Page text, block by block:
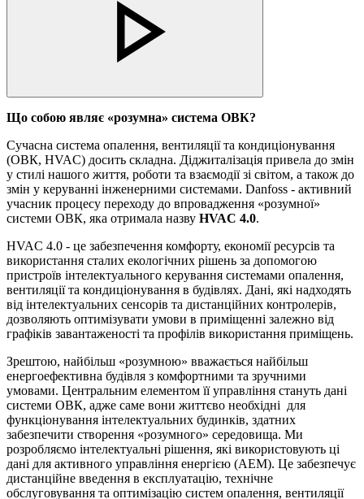
Що собою являє «розумна» система ОВК?
Сучасна система опалення, вентиляції та кондиціонування
(ОВК, HVAC) досить складна. Діджиталізація привела до змін
у стилі нашого життя, роботи та взаємодії зі світом, а також до
змін у керуванні інженерними системами. Danfoss - активний
учасник процесу переходу до впровадження «розумної»
системи ОВК, яка отримала назву HVAC 4.0.
HVAC 4.0 - це забезпечення комфорту, економії ресурсів та
використання сталих екологічних рішень за допомогою
пристроїв інтелектуального керування системами опалення,
вентиляції та кондиціонування в будівлях. Дані, які надходять
від інтелектуальних сенсорів та дистанційних контролерів,
дозволяють оптимізувати умови в приміщенні залежно від
графіків завантаженості та профілів використання приміщень.
Зрештою, найбільш «розумною» вважається найбільш
енергоефективна будівля з комфортними та зручними
умовами. Центральним елементом її управління стануть дані
системи ОВК, адже саме вони життєво необхідні для
функціонування інтелектуальних будинків, здатних
забезпечити створення «розумного» середовища. Ми
розробляємо інтелектуальні рішення, які використовують ці
дані для активного управління енергією (AEM). Це забезпечує
дистанційне введення в експлуатацію, технічне
обслуговування та оптимізацію систем опалення, вентиляції